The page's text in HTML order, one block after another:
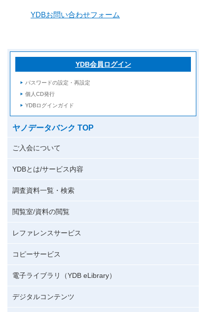
YDBお問い合わせフォーム
YDB会員ログイン
パスワードの設定・再設定
個人CD発行
YDBログインガイド
ヤノデータバンク TOP
ご入会について
YDBとは/サービス内容
調査資料一覧・検索
閲覧室/資料の閲覧
レファレンスサービス
コピーサービス
電子ライブラリ（YDB eLibrary）
デジタルコンテンツ